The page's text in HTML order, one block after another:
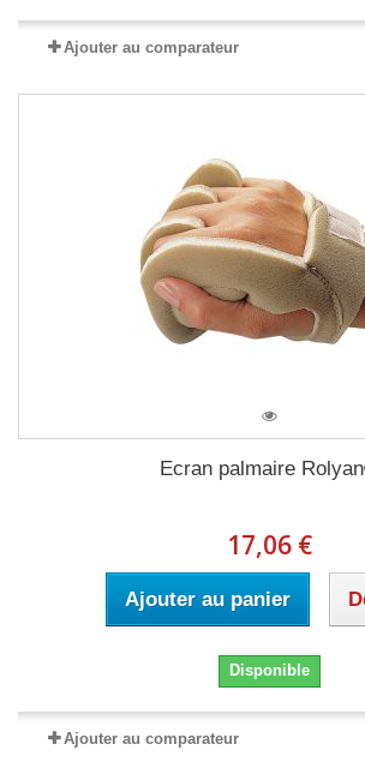
Ajouter au comparateur
Ecran palmaire
17,06 €
Ajouter au panier
Disponible
Ajouter au comparateur